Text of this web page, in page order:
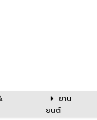
ยาน
ยนต์